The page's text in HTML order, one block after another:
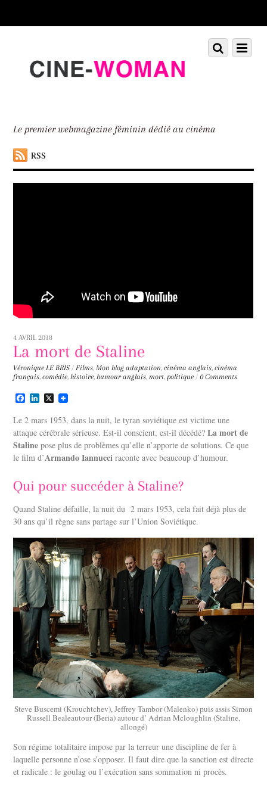
down
Le premier webmagazine féminin dédié au cinéma
RSS
Menu
Scroll
down
4 AVRIL 2018
La mort de Staline
Véronique LE BRIS / Films,Mon blog adaptation,cinéma anglais,cinéma
français,comédie,histoire,humour anglais,mort,politique / 0 Comments
F
c
e
b
o
o
k
L
n
k
e
d
I
n
X
Le 2 mars 1953, dans la nuit, le tyran soviétique est victime une
attaque cérébrale sérieuse. Est-il conscient, est-il décédé?La mort de
Staline pose plus de problèmes qu’elle n’apporte de solutions. Ce que
le film d’Armando Iannucci raconte avec beaucoup d’humour.
Qui pour succéder à Staline?
Quand Staline défaille, la nuit du 2 mars 1953, cela fait déjà plus de
30 ans qu’il règne sans partage sur l’Union Soviétique.
Steve Buscemi (Krouchtchev), Jeffrey Tambor (Malenko) puis assis Simon
Russell Bealeautour (Beria) autour d’ Adrian Mcloughlin (Staline,
allongé)
Son régime totalitaire impose par la terreur une discipline de fer à
laquelle personne n’ose s’opposer. Il faut dire que la sanction est directe
et radicale : le goulag ou l’exécution sans sommation ni procès.